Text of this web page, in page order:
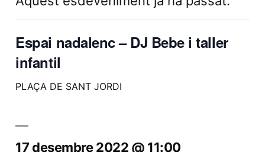
Espai nadalenc – DJ Bebe i taller
infantil
PLAÇA DE SANT JORDI
17 desembre 2022 @ 11:00